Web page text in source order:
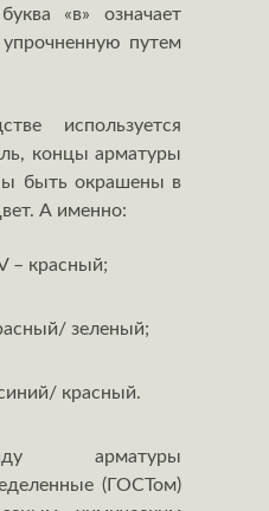
«в» означает
путем
используется
концы арматуры
быть окрашены в
А именно:
– красный;
зеленый;
красный.
арматуры
(ГОСТом)